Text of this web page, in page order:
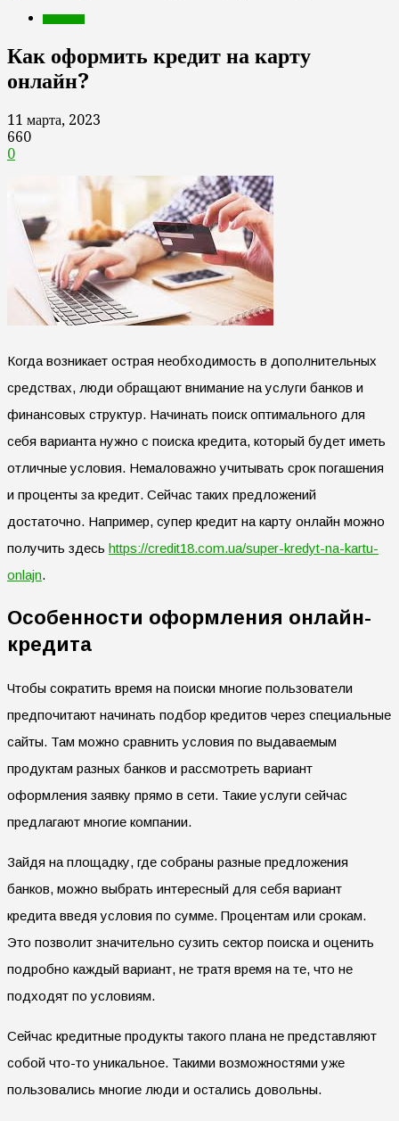
Как оформить кредит на карту
онлайн?
11 марта, 2023
660
0
Когда возникает острая необходимость в дополнительных
средствах, люди обращают внимание на услуги банков и
финансовых структур. Начинать поиск оптимального для
себя варианта нужно с поиска кредита, который будет иметь
отличные условия. Немаловажно учитывать срок погашения
и проценты за кредит. Сейчас таких предложений
достаточно. Например, cупер кредит на карту онлайн можно
получить здесь https://credit18.com.ua/super-kredyt-na-kartu-
onlajn.
Особенности оформления онлайн-
кредита
Чтобы сократить время на поиски многие пользователи
предпочитают начинать подбор кредитов через специальные
сайты. Там можно сравнить условия по выдаваемым
продуктам разных банков и рассмотреть вариант
оформления заявку прямо в сети. Такие услуги сейчас
предлагают многие компании.
Зайдя на площадку, где собраны разные предложения
банков, можно выбрать интересный для себя вариант
кредита введя условия по сумме. Процентам или срокам.
Это позволит значительно сузить сектор поиска и оценить
подробно каждый вариант, не тратя время на те, что не
подходят по условиям.
Сейчас кредитные продукты такого плана не представляют
собой что-то уникальное. Такими возможностями уже
пользовались многие люди и остались довольны.